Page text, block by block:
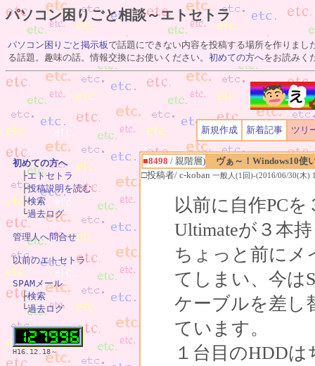
パソコン困りごと相談～エトセトラ
パソコン困りごと掲示板で話題にできない内容を投稿する場所を作りまし
る話題。趣味の話。情報交換にお使いください。 初めての方へをお読みく
新規作成 新着記事 ツリ
■8498 / 親階層)
ヴぁ～！Windows10使
□投稿者/ c-koban 一般人(1回)-(2016/06/30(木)
以前に自作PC
Ultimateが３本
ちょっと前にメ
てしまい、今は
ケーブルを差し
ています。
１台目のHDD
初めての方へ
├エトセトラ
├投稿説明を読む
├検索
└過去ログ
管理人へ問合せ
以前のエトセトラ
SPAMメール
├検索
└過去ログ
H16.12.18～